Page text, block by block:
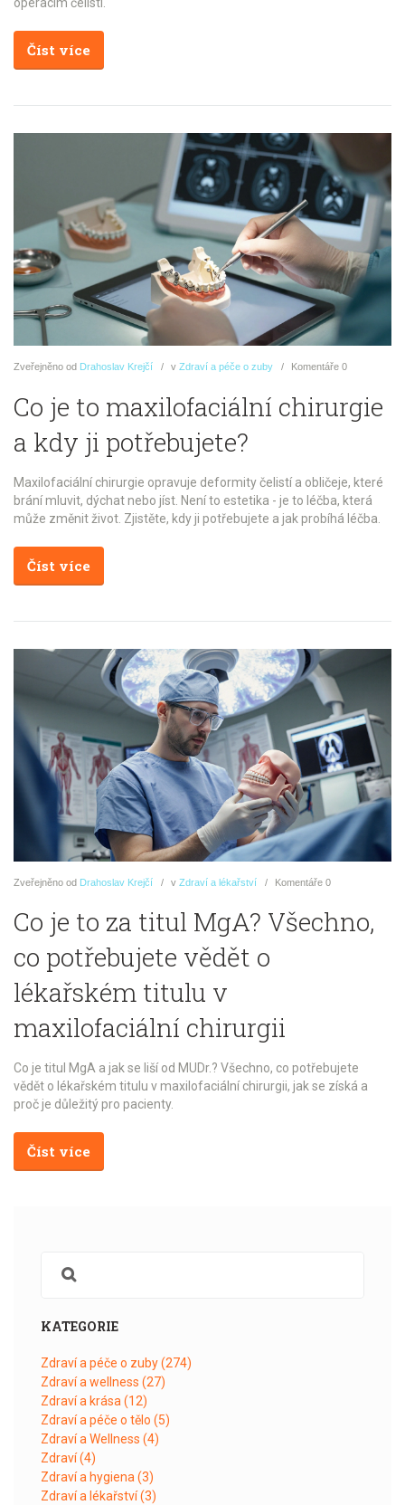
Číst více
Zveřejněno od Drahoslav Krejčí v Zdraví a péče o zuby Komentáře 0
Co je to maxilofaciální chirurgie
a kdy ji potřebujete?
Maxilofaciální chirurgie opravuje deformity čelistí a obličeje, které
brání mluvit, dýchat nebo jíst. Není to estetika - je to léčba, která
může změnit život. Zjistěte, kdy ji potřebujete a jak probíhá léčba.
Číst více
Zveřejněno od Drahoslav Krejčí v Zdraví a lékařství Komentáře 0
Co je to za titul MgA? Všechno,
co potřebujete vědět o
lékařském titulu v
maxilofaciální chirurgii
Co je titul MgA a jak se liší od MUDr.? Všechno, co potřebujete
vědět o lékařském titulu v maxilofaciální chirurgii, jak se získá a
proč je důležitý pro pacienty.
Číst více
KATEGORIE
Zdraví a péče o zuby(274)
Zdraví a wellness (27)
Zdraví a krása (12)
Zdraví a péče o tělo (5)
Zdraví a Wellness (4)
Zdraví(4)
Zdraví a hygiena (3)
Zdraví a lékařství(3)